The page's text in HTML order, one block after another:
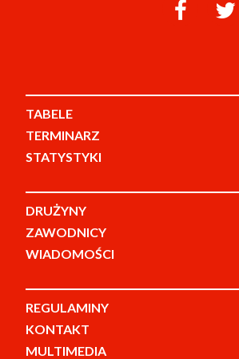
TABELE
TERMINARZ
STATYSTYKI
DRUŻYNY
ZAWODNICY
WIADOMOŚCI
REGULAMINY
KONTAKT
MULTIMEDIA